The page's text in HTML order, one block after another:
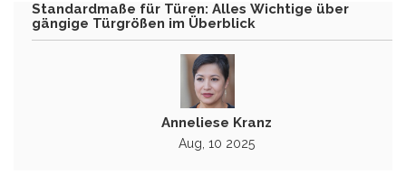
Standardmaße für Türen: Alles Wichtige über
gängige Türgrößen im Überblick
Anneliese Kranz
Aug, 10 2025